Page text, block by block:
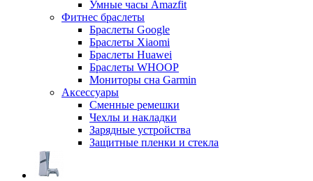
Умные часы Amazfit
Фитнес браслеты
Браслеты Google
Браслеты Xiaomi
Браслеты Huawei
Браслеты WHOOP
Мониторы сна Garmin
Аксессуары
Сменные ремешки
Чехлы и накладки
Зарядные устройства
Защитные пленки и стекла